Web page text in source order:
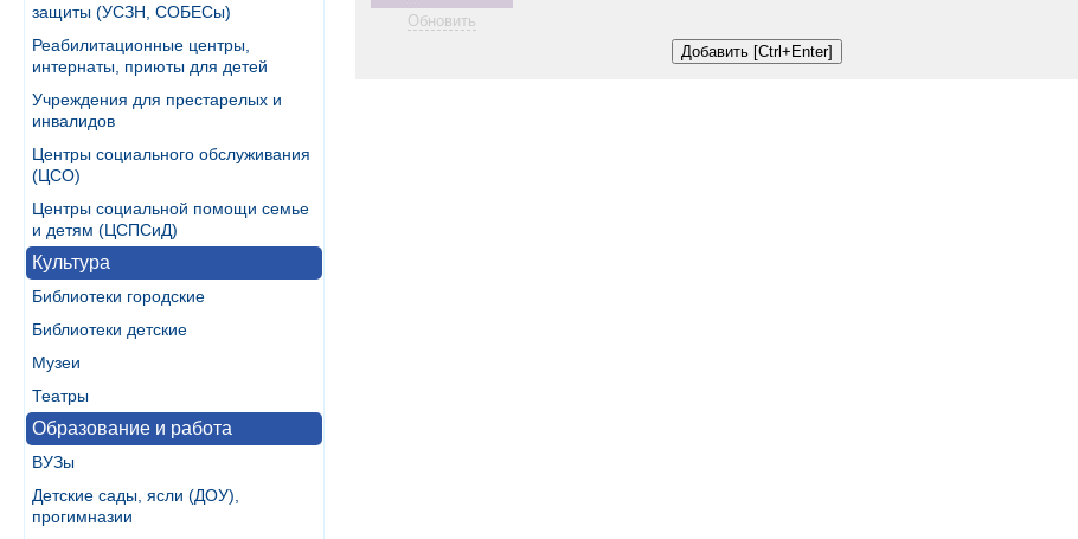
защиты (УСЗН, СОБЕСы)
Реабилитационные центры,
интернаты, приюты для детей
Учреждения для престарелых и
инвалидов
Центры социального обслуживания
(ЦСО)
Центры социальной помощи семье
и детям (ЦСПСиД)
Культура
Библиотеки городские
Библиотеки детские
Музеи
Театры
Образование и работа
ВУЗы
Детские сады, ясли (ДОУ),
прогимназии
Обновить